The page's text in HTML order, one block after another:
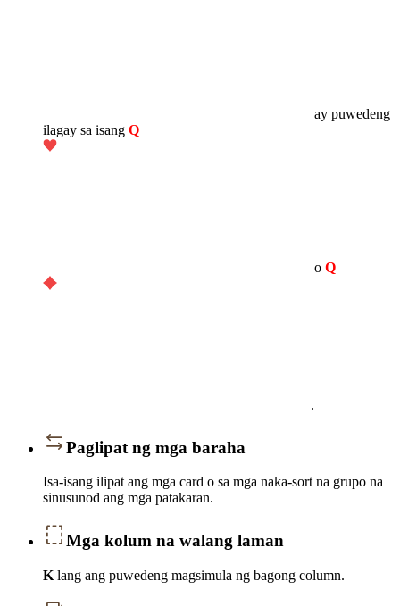
ay puwedeng
ilagay sa isang Q
o Q
.
Paglipat ng mga baraha
Isa-isang ilipat ang mga card o sa mga naka-sort na grupo na
sinusunod ang mga patakaran.
Mga kolum na walang laman
K lang ang puwedeng magsimula ng bagong column.